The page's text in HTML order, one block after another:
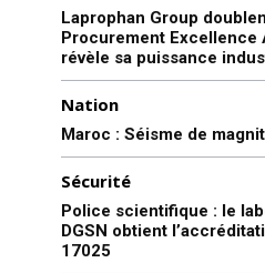
Laprophan Group
Procurement Excellence
révèle sa puissance
Nation
Maroc : Séisme de
Sécurité
Police scientifique : le
DGSN obtient
17025